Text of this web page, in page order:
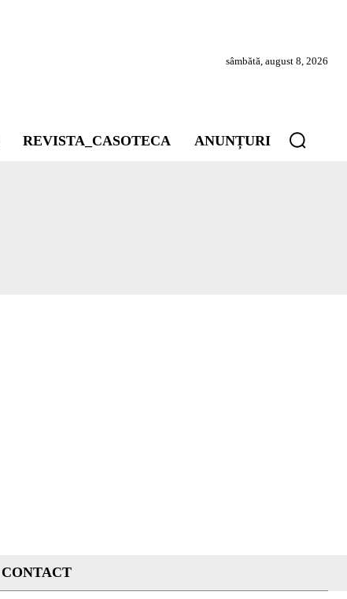
sâmbătă, august 8, 2026
REVISTA_CASOTECA ANUNȚURI
CONTACT